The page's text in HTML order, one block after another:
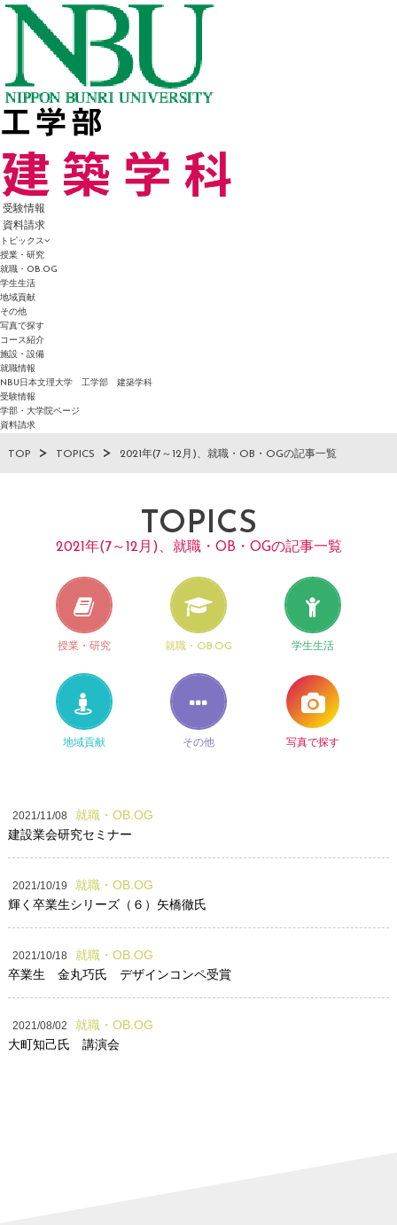
受験情報
資料請求
トピックス
授業・研究
就職・OB.OG
学生生活
地域貢献
その他
写真で探す
コース紹介
施設・設備
就職情報
NBU日本文理大学 工学部 建築学科
受験情報
学部・大学院ページ
資料請求
TOP TOPICS 2021年(7～12月)、就職・OB・OGの記事一覧
TOPICS
2021年(7～12月)、就職・OB・OGの記事一覧
授業・研究 就職・OB.OG 学生生活
地域貢献 その他 写真で探す
2021/11/08
就職・OB.OG
建設業会研究セミナー
2021/10/19
就職・OB.OG
輝く卒業生シリーズ（６）矢橋徹氏
2021/10/18
就職・OB.OG
卒業生 金丸巧氏 デザインコンペ受賞
2021/08/02
就職・OB.OG
大町知己氏 講演会